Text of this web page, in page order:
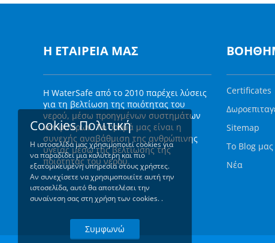
Η ΕΤΑΙΡΕΊΑ ΜΑΣ
Η WaterSafe από το 2010 παρέχει λύσεις
για τη βελτίωση της ποιότητας του
νερού, μέσω προηγμένων συστημάτων
και φίλτρων. Το όρομά μας είναι η
συνεχής αναβάθμιση της ανθρώπινης
υγείας μέσω της βελτίωσης της
ποιότητας του νερού.
Certificates
Sitemap
Το Blog μας
Νέα
Cookies Πολιτική
Η ιστοσελίδα μας χρησιμοποιεί cookies για
να παραδίδει μια καλύτερη και πιο
εξατομικευμένη υπηρεσία στους χρήστες.
Αν συνεχίσετε να χρησιμοποιείτε αυτή την
ιστοσελίδα, αυτό θα αποτελέσει την
συναίνεση σας στη χρήση των cookies. .
Συμφωνώ